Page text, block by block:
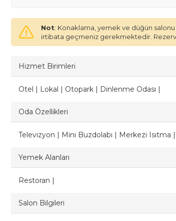
Not: Konaklama, yemek ve düğün salonu
irtibata geçmeniz gerekmektedir.
Hizmet Birimleri
Otel | Lokal | Otopark | Dinlenme Odası |
Oda Özellikleri
Televizyon | Mini Buzdolabı | Merkezi Isıtma
Yemek Alanları
Restoran |
Salon Bilgileri